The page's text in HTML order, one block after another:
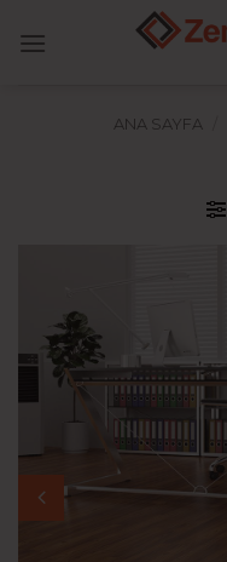
atla
ANA SAYFA